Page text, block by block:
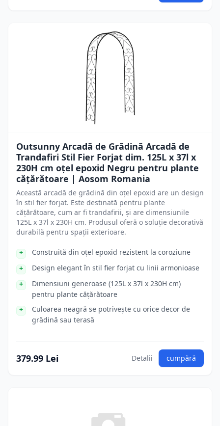
Outsunny Arcadă de Grădină Arcadă de
Trandafiri Stil Fier Forjat dim. 125L x 37l x
230H cm oţel epoxid Negru pentru plante
căţărătoare | Aosom Romania
Această arcadă de grădină din oțel epoxid are un design
în stil fier forjat. Este destinată pentru plante
cățărătoare, cum ar fi trandafirii, și are dimensiunile
125L x 37l x 230H cm. Produsul oferă o soluție decorativă
durabilă pentru spații exterioare.
Construită din oțel epoxid rezistent la coroziune
Design elegant în stil fier forjat cu linii armonioase
Dimensiuni generoase (125L x 37l x 230H cm)
pentru plante cățărătoare
Culoarea neagră se potrivește cu orice decor de
grădină sau terasă
379.99 Lei Detalii cumpără